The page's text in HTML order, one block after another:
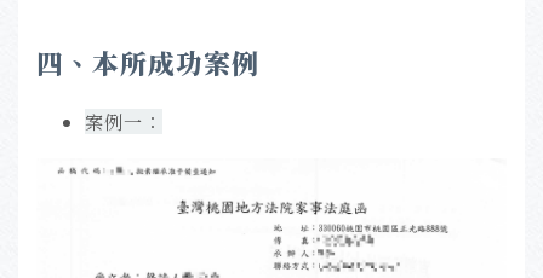
四、本所成功案例
案例一：